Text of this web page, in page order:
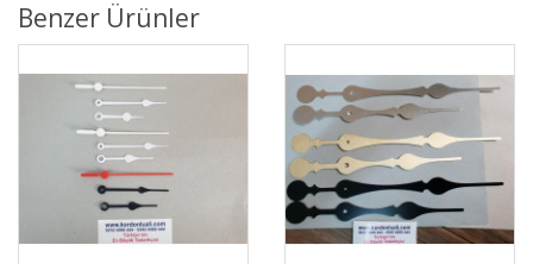
Benzer Ürünler